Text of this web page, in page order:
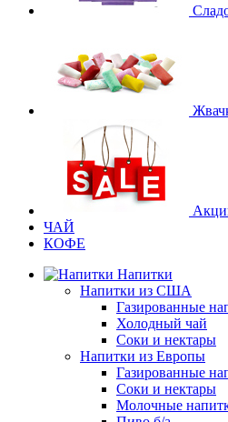
ЧАЙ
КОФЕ
Напитки
Напитки из США
Газированные
Холодный чай
Соки и нектары
Напитки из Европы
Газированные
Соки и нектары
Молочные